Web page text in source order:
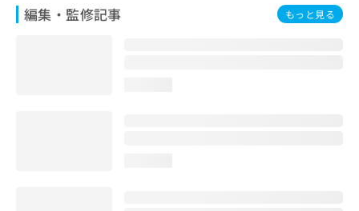
編集・監修記事 もっと見る